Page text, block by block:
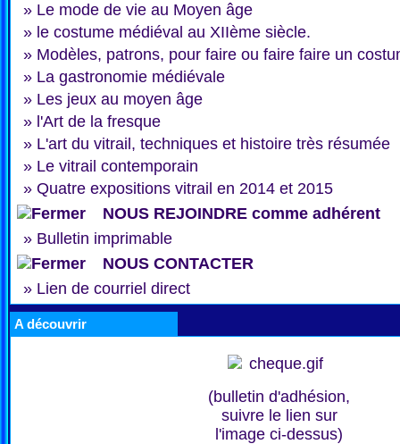
» Le mode de vie au Moyen âge
» le costume médiéval au XIIème siècle.
» Modèles, patrons, pour faire ou faire faire un
» La gastronomie médiévale
» Les jeux au moyen âge
» l'Art de la fresque
» L'art du vitrail, techniques et histoire très résumée
» Le vitrail contemporain
» Quatre expositions vitrail en 2014 et 2015
NOUS REJOINDRE comme adhérent
» Bulletin imprimable
NOUS CONTACTER
» Lien de courriel direct
A découvrir
(bulletin d'adhésion,
suivre le lien sur
l'image ci-dessus)